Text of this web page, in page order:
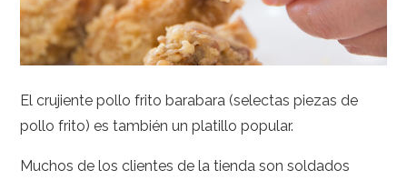
El crujiente pollo frito barabara (selectas piezas de
pollo frito) es también un platillo popular.
Muchos de los clientes de la tienda son soldados